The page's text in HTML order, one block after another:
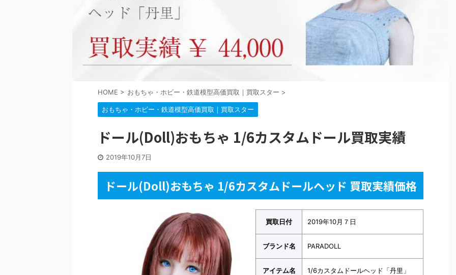
HOME > おもちゃ・ホビー・鉄道模型高価買取｜買取スター >
おもちゃ・ホビー・鉄道模型高価買取｜買取スター
ドール(Doll)おもちゃ 1/6カスタムドール買取実績
2019年10月7日
ドール(Doll)おもちゃ 1/6カスタムドールヘッド 買取実績価格
買取日付 2019年10月７日
ブランド名 PARADOLL
アイテム名 1/6カスタムドールヘッド「丹里」